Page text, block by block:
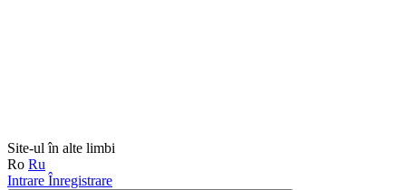
Site-ul în alte limbi
Ro Ru
Intrare Înregistrare